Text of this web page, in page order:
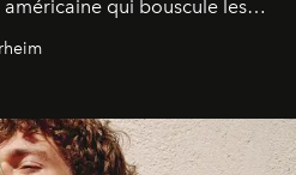
qui bouscule les
en proposant
que personnelle :